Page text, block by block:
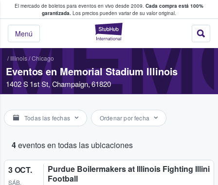
El mercado de boletos para eventos en vivo desde 2009. Cada compra está 100%
garantizada. Los precios pueden variar de su valor original.
StubHub: donde
Menú
fans compran y venden boletos
/ Illinois/Chicago
Eventos en Memorial Stadium Illinois
1402 S 1st St, Champaign, 61820
Todas las fechas Ordenar por fecha
4eventos en todas las ubicaciones
3 OCT.
SÁB.
Purdue Boilermakers at Illinois Fighting Illini
Football